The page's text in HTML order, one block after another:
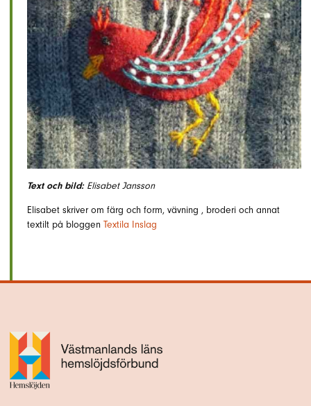
Text och bild: Elisabet Jansson
Elisabet skriver om färg och form, vävning , broderi och annat
textilt på bloggen Textila Inslag